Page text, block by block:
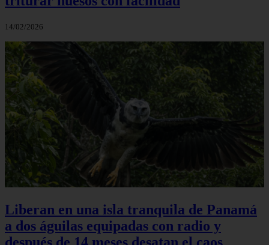
14/02/2026
Liberan en una isla tranquila de Panamá
a dos águilas equipadas con radio y
después de 14 meses desatan el caos